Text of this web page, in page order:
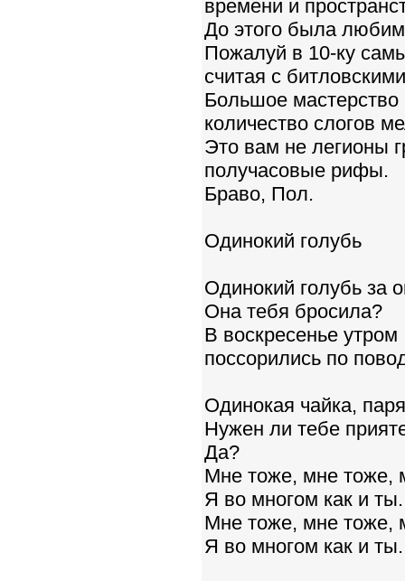
времени и
До этого была
Пожалуй в 10-ку
считая с
Большое мастерство
количество слогов
Это вам не легионы
получасовые рифы.
Браво, Пол.
Одинокий голубь
Одинокий голубь за
Она тебя бросила?
В воскресенье утром
поссорились по
Одинокая чайка,
Нужен ли тебе
Да?
Мне тоже, мне тоже,
Я во многом как и ты.
Мне тоже, мне тоже,
Я во многом как и ты.